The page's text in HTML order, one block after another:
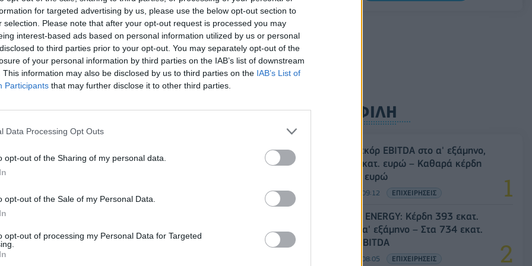
for targeted advertising by us, please use the below opt-out section to
selection. Please note that after your opt-out request is processed you may
interest-based ads based on personal information utilized by us or personal
to third parties prior to your opt-out. You may separately opt-out of the
of your personal information by third parties on the IAB’s list of downstream
This information may also be disclosed by us to third parties on the IAB’s List of
Participants that may further disclose it to other third parties.
Data Processing Opt Outs
opt-out of the Sharing of my personal data.
opt-out of the Sale of my Personal Data.
opt-out of processing my Personal Data for Targeted
- Αντιπαράθεση για
εξετάσεων οδήγησης: Θετική
αποτίμηση από τους φορείς
22/10/2021 - 18:26
άμεσα 4
αφορούν
ΕΛΛΑΔΑ
23/07/2019 - 21:02
ΔΗΜΟΦΙΛΗ
Metlen: Ρεκόρ EBITDA στο α' εξάμηνο,
στα 550 εκατ. ευρώ – Καθαρά κέρδη
313 εκατ. ευρώ
06/08/2026 - 09:12 ΕΠΙΧΕΙΡΗΣΕΙΣ
HELLENiQ ENERGY: Κέρδη 393 εκατ.
ευρώ στο α' εξάμηνο – Στα 734 εκατ.
ευρώ τα EBITDA
06/08/2026 - 08:05 ΕΠΙΧΕΙΡΗΣΕΙΣ